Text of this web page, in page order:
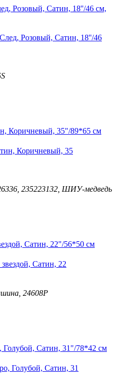
Розовый, Сатин, 18''/46 см,
Коричневый, 35"/89*65 см
235223132, ШИУ-медведь
Сатин, 22"/56*50 см
24608P
Сатин, 31"/78*42 см